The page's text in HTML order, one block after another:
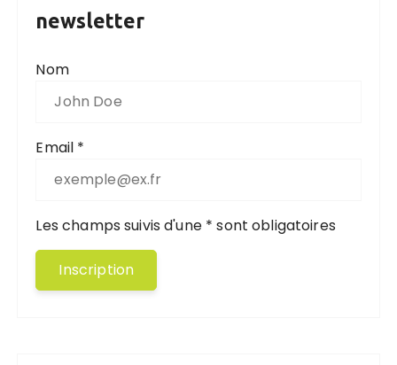
newsletter
Nom
Email *
Les champs suivis d'une * sont obligatoires